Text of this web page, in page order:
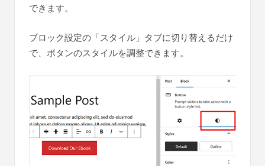
できます。
ブロック設定の「スタイル」タブに切り替えるだけ
で、ボタンのスタイルを調整できます。